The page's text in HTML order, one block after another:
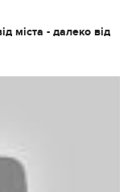
міста - далеко від